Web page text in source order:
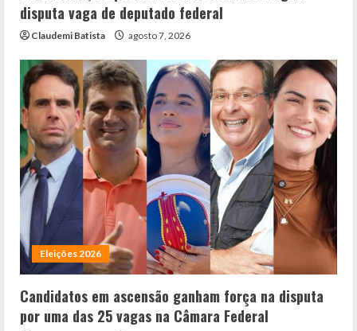
disputa vaga de deputado federal
Claudemi Batista agosto 7, 2026
Eleições 2026
Candidatos em ascensão ganham força na disputa
por uma das 25 vagas na Câmara Federal